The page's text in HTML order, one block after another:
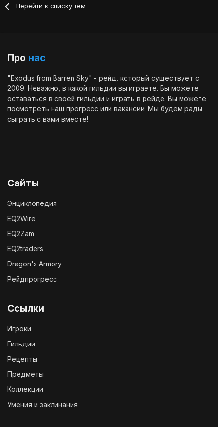
Перейти к списку тем
Про нас
"Exodus from Barren Sky" - рейд, который существует с
2009. Неважно, в какой гильдии вы играете. Вы можете
оставаться в своей гильдии и играть в рейде. Вы можете
посмотреть наш прогресс или вакансии. Мы будем рады
сыграть с вами вместе!
Сайты
Энциклопедия
EQ2Wire
EQ2Zam
EQ2traders
Dragon's Armory
Рейдпрогресс
Ссылки
Игроки
Гильдии
Рецепты
Предметы
Коллекции
Умения и заклинания